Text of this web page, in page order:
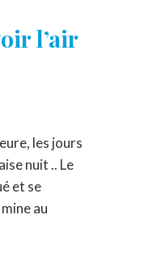
l’air
les jours
nuit .. Le
et se
au